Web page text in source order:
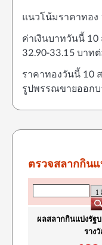
แนวโน้มราคาทอง
ค่าเงินบาทวันนี้ 10
32.90-33.15 บาท
ราคาทองวันนี้ 10
รูปพรรณขายออกบ